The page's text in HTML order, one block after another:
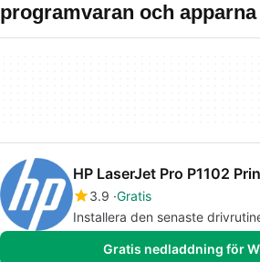
programvaran och apparna
HP LaserJet Pro P1102
3.9 Gratis
Installera den senaste
Gratis nedladdning för